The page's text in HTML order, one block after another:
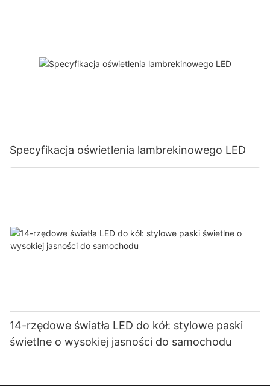
Specyfikacja oświetlenia lambrekinowego LED
14-rzędowe światła LED do kół: stylowe paski
świetlne o wysokiej jasności do samochodu